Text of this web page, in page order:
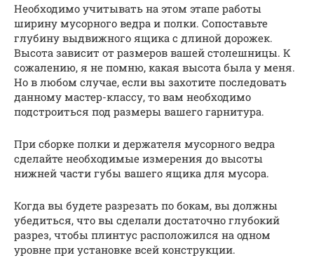
Необходимо учитывать на этом этапе работы
ширину мусорного ведра и полки. Сопоставьте
глубину выдвижного ящика с длиной дорожек.
Высота зависит от размеров вашей столешницы. К
сожалению, я не помню, какая высота была у меня.
Но в любом случае, если вы захотите последовать
данному мастер-классу, то вам необходимо
подстроиться под размеры вашего гарнитура.
При сборке полки и держателя мусорного ведра
сделайте необходимые измерения до высоты
нижней части губы вашего ящика для мусора.
Когда вы будете разрезать по бокам, вы должны
убедиться, что вы сделали достаточно глубокий
разрез, чтобы плинтус расположился на одном
уровне при установке всей конструкции.